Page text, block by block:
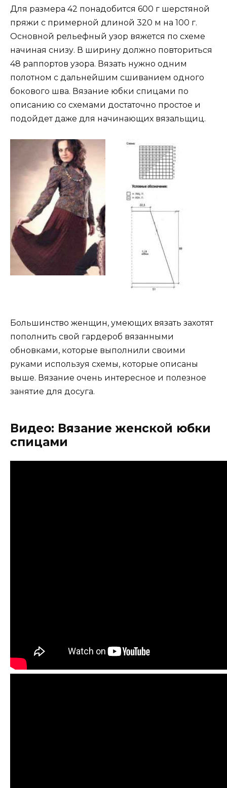
Для размера 42 понадобится 600 г шерстяной
пряжи с примерной длиной 320 м на 100 г.
Основной рельефный узор вяжется по схеме
начиная снизу. В ширину должно повториться
48 раппортов узора. Вязать нужно одним
полотном с дальнейшим сшиванием одного
бокового шва. Вязание юбки спицами по
описанию со схемами достаточно простое и
подойдет даже для начинающих вязальщиц.
Большинство женщин, умеющих вязать захотят
пополнить свой гардероб вязанными
обновками, которые выполнили своими
руками используя схемы, которые описаны
выше. Вязание очень интересное и полезное
занятие для досуга.
Видео: Вязание женской юбки
спицами